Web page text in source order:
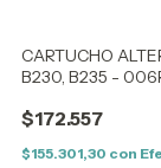
CARTUCHO
B230, B235 -
$172.557
$155.301,30 con